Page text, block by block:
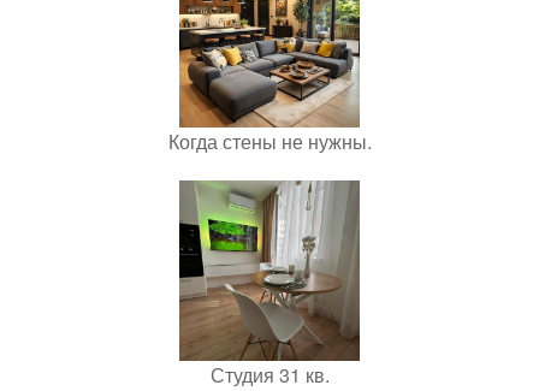
Когда стены не нужны.
Студия 31 кв.